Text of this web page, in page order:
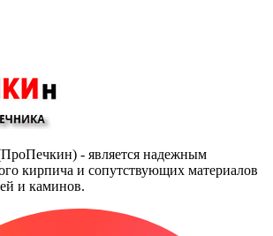
- является надежным
кирпича и сопутствующих материалов
и каминов.